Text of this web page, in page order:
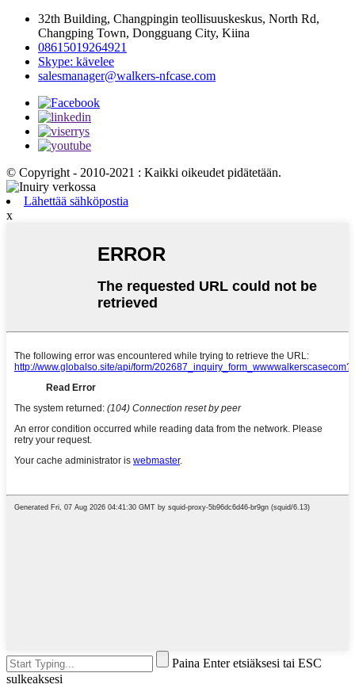
32th Building, Changpingin teollisuuskeskus, North Rd,
Changping Town, Dongguang City, Kiina
08615019264921
Skype: kävelee
salesmanager@walkers-nfcase.com
© Copyright - 2010-2021 : Kaikki oikeudet pidätetään.
Lähettää sähköpostia
x
Paina Enter etsiäksesi tai ESC
sulkeaksesi